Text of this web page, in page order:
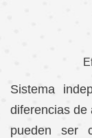
Sistema
diferencias de
pueden ser